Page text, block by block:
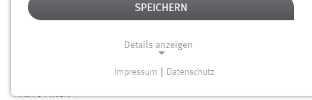
Alter
Aktive Filter:
SPEICHERN
Details anzeigen
Impressum Datenschutz